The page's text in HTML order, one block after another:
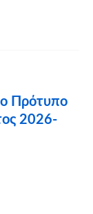
Πρότυπο
2026-